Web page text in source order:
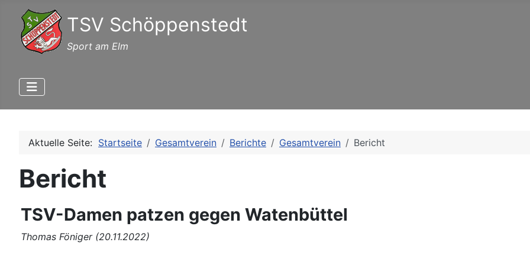
TSV Schöppenstedt
Sport am Elm
Aktuelle Seite: Startseite Gesamtverein Berichte Gesamtverein Bericht
Bericht
TSV-Damen patzen gegen Watenbüttel
Thomas Föniger (20.11.2022)